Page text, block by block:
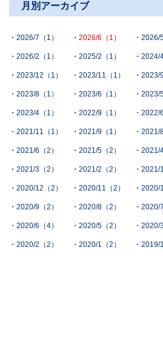
月別アーカイブ
2026/7（1） 2026/6（1） 2026/
2026/2（1） 2025/2（1） 2024/
2023/12（1） 2023/11（1） 2023/
2023/8（1） 2023/6（1） 2023/
2023/4（1） 2022/9（1） 2022/
2021/11（1） 2021/9（1） 2021/
2021/6（2） 2021/5（2） 2021/
2021/3（2） 2021/2（2） 2021/
2020/12（2） 2020/11（2） 2020/
2020/9（2） 2020/8（2） 2020/
2020/6（4） 2020/5（2） 2020/
2020/2（2） 2020/1（2） 2019/